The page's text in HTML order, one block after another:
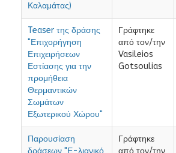
Καλαμάτας)
Teaser της δράσης
"Επιχορήγηση
Επιχειρήσεων
Εστίασης για την
προμήθεια
Θερμαντικών
Σωμάτων
Εξωτερικού Χώρου"
Γράφτηκε
από τον/την
Vasileios
Gotsoulias
Παρουσίαση
δράσεων "Ε-λιανικό
Γράφτηκε
από τον/την